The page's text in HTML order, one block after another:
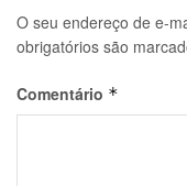
O seu endereço de e-
obrigatórios são
Comentário *